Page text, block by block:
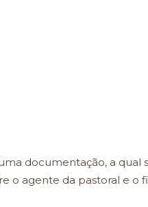
documentação, a qual
agente da pastoral e o